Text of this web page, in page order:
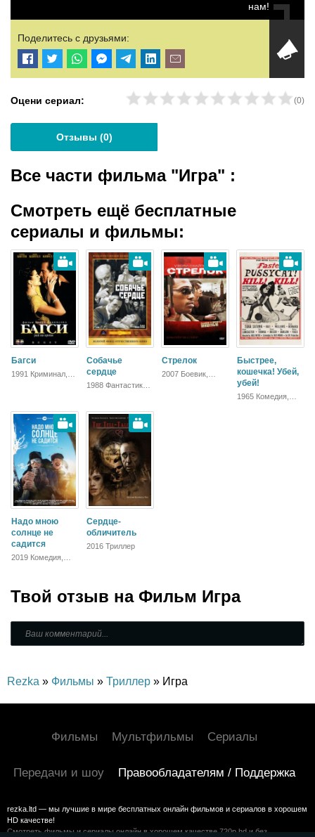
нам!
Поделитесь с друзьями:
Оцени сериал: (0)
Отзывы (0)
Все части фильма "Игра" :
Смотреть ещё бесплатные
сериалы и фильмы:
Багси
1991 Криминал,
Собачье
сердце
1988 Фантастика,
Стрелок
2007 Боевик,
Быстрее,
кошечка! Убей,
убей!
1965 Комедия,
Надо мною
солнце не
садится
2019 Комедия,
Сердце-
обличитель
2016 Триллер
Твой отзыв на Фильм Игра
Rezka » Фильмы » Триллер » Игра
Фильмы Мультфильмы Сериалы
Передачи и шоу Правообладателям / Поддержка
rezka.ltd — мы лучшие в мире бесплатных онлайн фильмов и сериалов в хорошем
HD качестве!
Смотреть фильмы и сериалы онлайн в хорошем качестве 720p hd и без